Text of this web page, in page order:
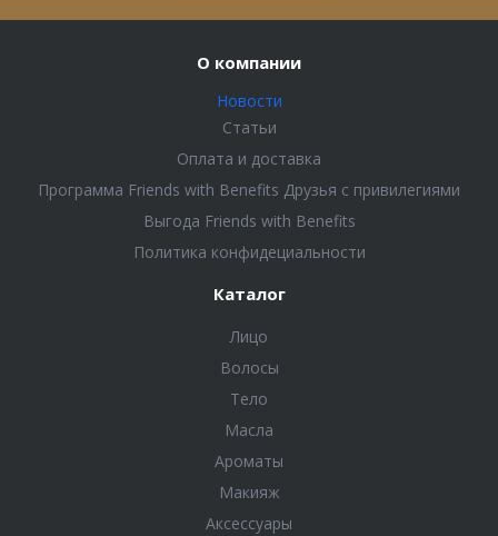
О компании
Новости
Статьи
Оплата и доставка
Программа Friends with Benefits Друзья с привилегиями
Выгода Friends with Benefits
Политика конфидециальности
Каталог
Лицо
Волосы
Тело
Масла
Ароматы
Макияж
Аксессуары